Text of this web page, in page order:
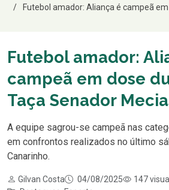
Futebol amador: Aliança é campeã em
Futebol amador:
campeã em dose
Taça Senador
A equipe sagrou-se campeã nas
em confrontos realizados no último
Canarinho.
Gilvan Costa 04/08/2025
147